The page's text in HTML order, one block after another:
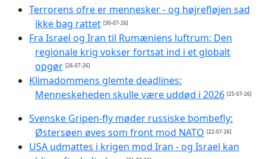
Terrorens ofre er mennesker - og højrefløjen sad
ikke bag rattet [30-07-26]
Fra Israel og Iran til Rumæniens luftrum: Den
regionale krig vokser fortsat ind i et globalt
opgør [26-07-26]
Klimadommens glemte deadlines:
Menneskeheden skulle være uddød i 2026 [25-07-26]
Svenske Gripen-fly møder russiske bombefly:
Østersøen øves som front mod NATO [22-07-26]
USA udmattes i krigen mod Iran - og Israel kan